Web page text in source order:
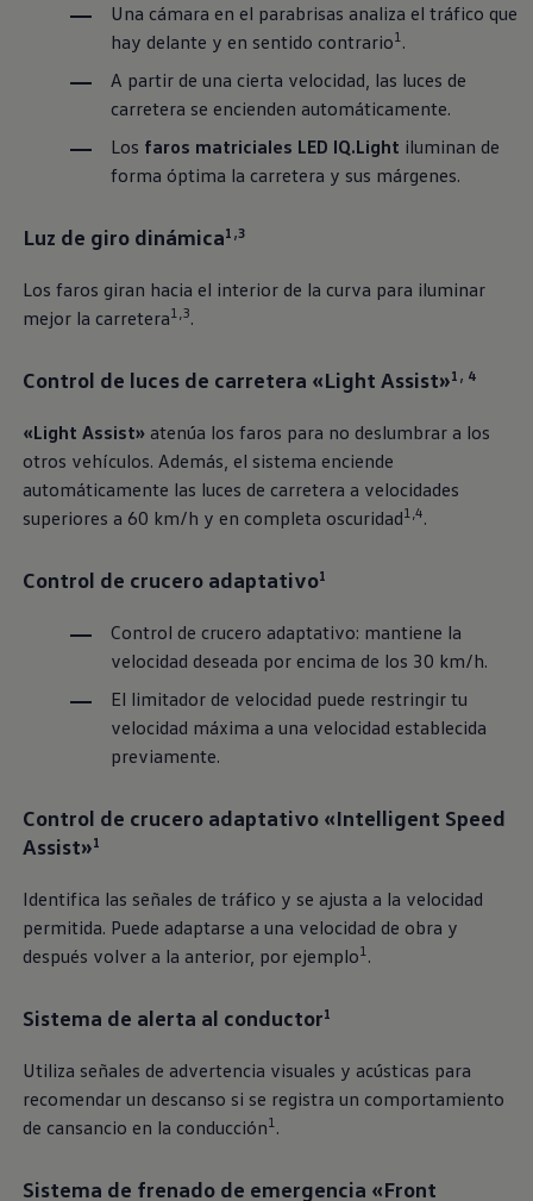
Una cámara en el parabrisas analiza el tráfico que
hay delante y en sentido contrario1.
A partir de una cierta velocidad, las luces de
carretera se encienden automáticamente.
Los faros matriciales LED IQ.Light iluminan de
forma óptima la carretera y sus márgenes.
Luz de giro dinámica1,3
Los faros giran hacia el interior de la curva para iluminar
mejor la carretera1,3.
Control de luces de carretera «Light Assist»1, 4
«Light Assist» atenúa los faros para no deslumbrar a los
otros vehículos. Además, el sistema enciende
automáticamente las luces de carretera a velocidades
superiores a 60 km/h y en completa oscuridad1,4.
Control de crucero adaptativo1
Control de crucero adaptativo: mantiene la
velocidad deseada por encima de los 30 km/h.
El limitador de velocidad puede restringir tu
velocidad máxima a una velocidad establecida
previamente.
Control de crucero adaptativo «Intelligent Speed
Assist»1
Identifica las señales de tráfico y se ajusta a la velocidad
permitida. Puede adaptarse a una velocidad de obra y
después volver a la anterior, por ejemplo1.
Sistema de alerta al conductor1
Utiliza señales de advertencia visuales y acústicas para
recomendar un descanso si se registra un comportamiento
de cansancio en la conducción1.
Sistema de frenado de emergencia «Front